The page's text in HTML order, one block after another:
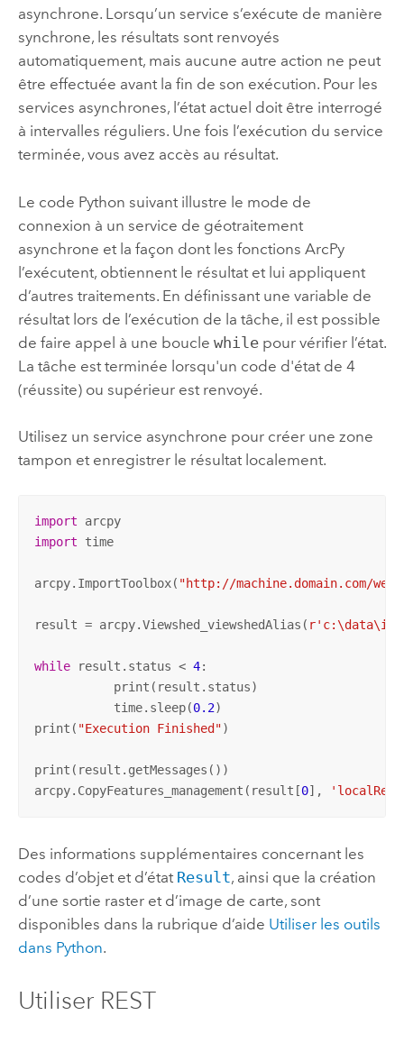
asynchrone. Lorsqu’un service s’exécute de manière
synchrone, les résultats sont renvoyés
automatiquement, mais aucune autre action ne peut
être effectuée avant la fin de son exécution. Pour les
services asynchrones, l’état actuel doit être interrogé
à intervalles réguliers. Une fois l’exécution du service
terminée, vous avez accès au résultat.
Le code Python suivant illustre le mode de
connexion à un service de géotraitement
asynchrone et la façon dont les fonctions ArcPy
l’exécutent, obtiennent le résultat et lui appliquent
d’autres traitements. En définissant une variable de
résultat lors de l’exécution de la tâche, il est possible
de faire appel à une boucle whilepour vérifier l’état.
La tâche est terminée lorsqu'un code d'état de 4
(réussite) ou supérieur est renvoyé.
Utilisez un service asynchrone pour créer une zone
tampon et enregistrer le résultat localement.
import
arcpy
import time
arcpy.ImportToolbox( "http://machine.domain.com/
result = arcpy.Viewshed_viewshedAlias(
while result.status < 4:
	   time.sleep(
0.2)
print( "Execution Finished")
print(result.getMessages())
arcpy.CopyFeatures_management(result[0],
Des informations supplémentaires concernant les
codes d’objet et d’état Result, ainsi que la création
d’une sortie raster et d’image de carte, sont
disponibles dans la rubrique d’aide Utiliser les outils
dans Python.
Utiliser REST